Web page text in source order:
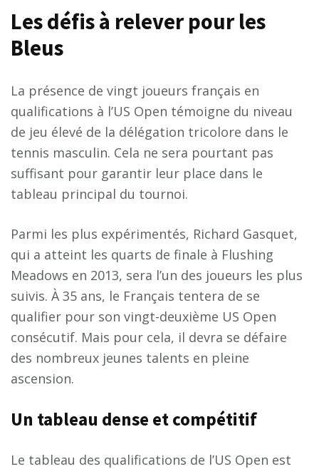
Les défis à relever pour les
Bleus
La présence de vingt joueurs français en
qualifications à l’US Open témoigne du niveau
de jeu élevé de la délégation tricolore dans le
tennis masculin. Cela ne sera pourtant pas
suffisant pour garantir leur place dans le
tableau principal du tournoi.
Parmi les plus expérimentés, Richard Gasquet,
qui a atteint les quarts de finale à Flushing
Meadows en 2013, sera l’un des joueurs les plus
suivis. À 35 ans, le Français tentera de se
qualifier pour son vingt-deuxième US Open
consécutif. Mais pour cela, il devra se défaire
des nombreux jeunes talents en pleine
ascension.
Un tableau dense et compétitif
Le tableau des qualifications de l’US Open est